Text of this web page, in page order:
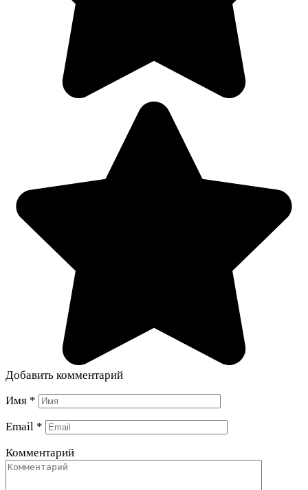
Добавить комментарий
Имя *
Email *
Комментарий